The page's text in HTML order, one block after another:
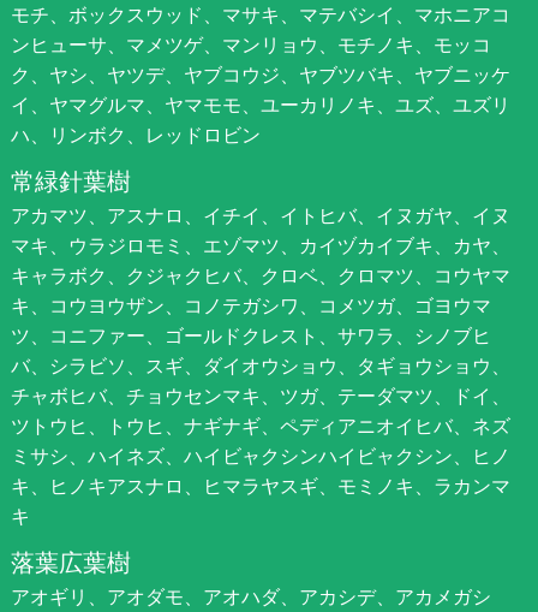
モチ、ボックスウッド、マサキ、マテバシイ、マホニアコ
ンヒューサ、マメツゲ、マンリョウ、モチノキ、モッコ
ク、ヤシ、ヤツデ、ヤブコウジ、ヤブツバキ、ヤブニッケ
イ、ヤマグルマ、ヤマモモ、ユーカリノキ、ユズ、ユズリ
ハ、リンボク、レッドロビン
常緑針葉樹
アカマツ、アスナロ、イチイ、イトヒバ、イヌガヤ、イヌ
マキ、ウラジロモミ、エゾマツ、カイヅカイブキ、カヤ、
キャラボク、クジャクヒバ、クロベ、クロマツ、コウヤマ
キ、コウヨウザン、コノテガシワ、コメツガ、ゴヨウマ
ツ、コニファー、ゴールドクレスト、サワラ、シノブヒ
バ、シラビソ、スギ、ダイオウショウ、タギョウショウ、
チャボヒバ、チョウセンマキ、ツガ、テーダマツ、ドイ、
ツトウヒ、トウヒ、ナギナギ、ペディアニオイヒバ、ネズ
ミサシ、ハイネズ、ハイビャクシンハイビャクシン、ヒノ
キ、ヒノキアスナロ、ヒマラヤスギ、モミノキ、ラカンマ
キ
落葉広葉樹
アオギリ、アオダモ、アオハダ、アカシデ、アカメガシ